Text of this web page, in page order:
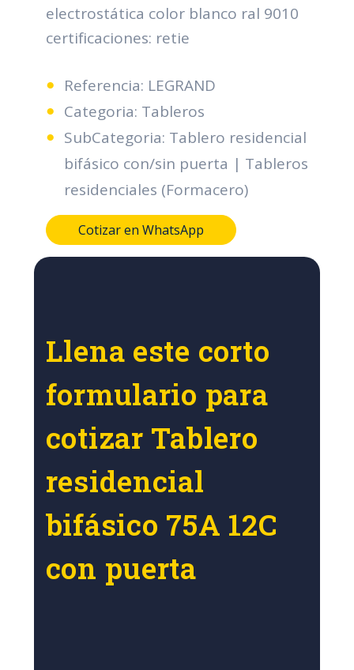
electrostática color blanco ral 9010
certificaciones: retie
Referencia: LEGRAND
Categoria: Tableros
SubCategoria: Tablero residencial
bifásico con/sin puerta | Tableros
residenciales (Formacero)
Cotizar en WhatsApp
Llena este corto
formulario para
cotizar Tablero
residencial
bifásico 75A 12C
con puerta